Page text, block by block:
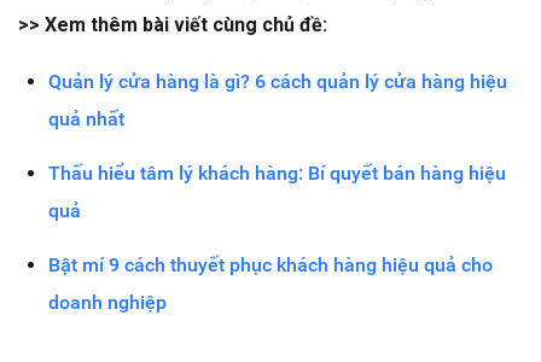
>> Xem thêm bài viết cùng chủ đề:
Quản lý cửa hàng là gì? 6 cách quản lý cửa hàng hiệu
quả nhất
Thấu hiểu tâm lý khách hàng: Bí quyết bán hàng hiệu
quả
Bật mí 9 cách thuyết phục khách hàng hiệu quả cho
doanh nghiệp